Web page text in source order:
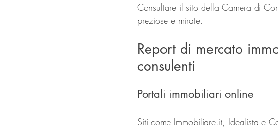
Consultare il sito della Camera di
preziose e mirate.
Report di mercato
consulenti
Portali immobiliari online
Siti come Immobiliare.it, Idealista e